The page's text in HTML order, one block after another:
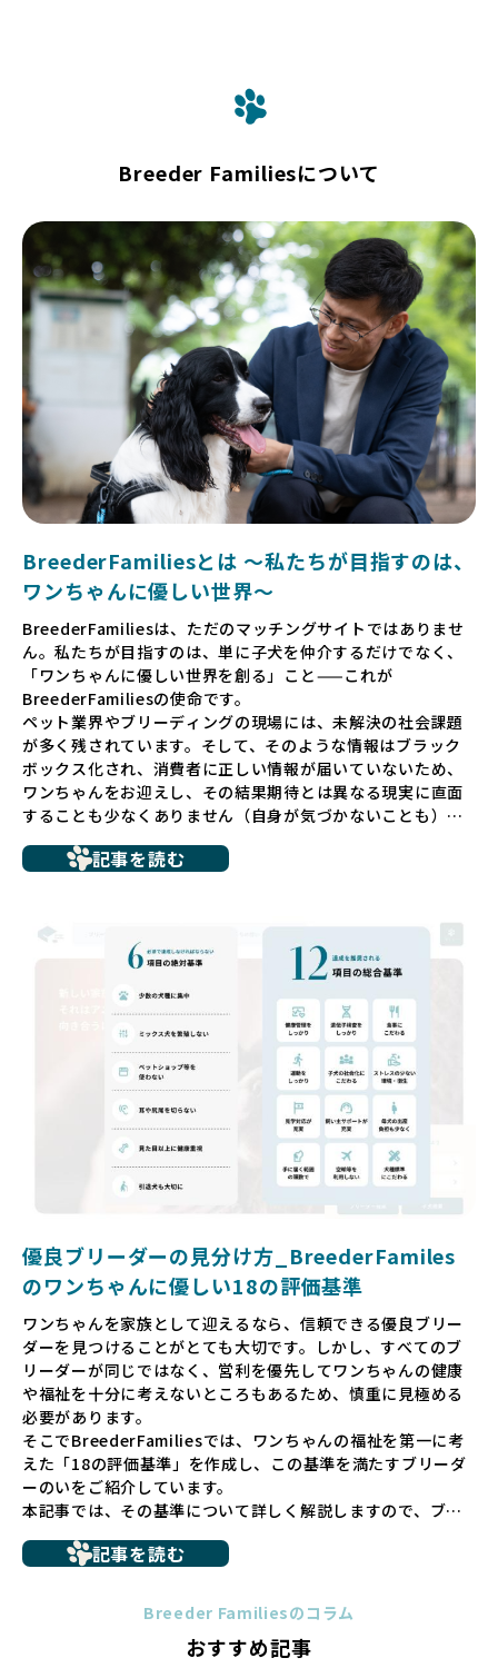
Breeder Familiesについて
BreederFamiliesとは 〜私たちが目指すのは、
ワンちゃんに優しい世界〜
BreederFamiliesは、ただのマッチングサイトではありませ
ん。私たちが目指すのは、単に子犬を仲介するだけでなく、
「ワンちゃんに優しい世界を創る」こと——これが
BreederFamiliesの使命です。
ペット業界やブリーディングの現場には、未解決の社会課題
が多く残されています。そして、そのような情報はブラック
ボックス化され、消費者に正しい情報が届いていないため、
ワンちゃんをお迎えし、その結果期待とは異なる現実に直面
することも少なくありません（自身が気づかないことも）。
ち、健康面や社会性に問題を抱えていたり、またブリーダー
いるというケースもあります。こうした問題は、消費者にと
っても大きな負担であり、ワンちゃん自身にとっても非常に
だからこそ、私たちは正しい情報と安心して選べる場所を提
供すべきだと考えています。BreederFamiliesでは、ワンち
ゃんを家族のように愛する「優良ブリーダー」のみを独自の
厳しい基準で厳選し、その評価基準や評価結果をオープンに
しています。これにより、消費者の皆様が安心して子犬やブ
リーダーを選べる環境を整えています。
そして、消費者の皆様が正しい情報をもとに優良ブリーダー
を求めることで、ワンちゃんを家族のように愛する優良ブリ
ーダーが増え、営利優先の「悪徳ブリーダー」が自然と淘汰
される社会を目指しています。目の前の子犬だけでなく、親
ゃんに優しい世界を築いていきたいと考えています。
長するための環境が十分に整っていない場合が多く、販売ま
での間に過密な環境や長距離移動のストレスを受けることが
少なくありません。このような環境は、健康リスクや社会性
の問題につながりやすく、ワンちゃんにとっても望ましいと
は言えません。
こうした背景から、BreederFamiliesはペットショップを介
さない直接販売を採用するとともに、ペットオークションや
ペットショップを利用するブリーダーの掲載も行ってしませ
ん。
ペットショップを避けた方がいい理由の詳細はこちら
法令レベルの最低基準にとどまっていることが問題です。こ
ものに過ぎず、ワンちゃんの心身の福祉やブリーダーの責任
記事を読む
優良ブリーダーの見分け方_BreederFamiles
のワンちゃんに優しい18の評価基準
ワンちゃんを家族として迎えるなら、信頼できる優良ブリー
ダーを見つけることがとても大切です。しかし、すべてのブ
リーダーが同じではなく、営利を優先してワンちゃんの健康
や福祉を十分に考えないところもあるため、慎重に見極める
必要があります。
そこでBreederFamiliesでは、ワンちゃんの福祉を第一に考
えた「18の評価基準」を作成し、この基準を満たすブリーダ
ーのいをご紹介しています。
本記事では、その基準について詳しく解説しますので、ブリ
に断尾（しっぽを切る）や断耳（耳を切る）が行われている
ことがあります。
これは痛みを伴う処置で、ワンちゃんの身体的な負担が大き
記事を読む
Breeder Familiesのコラム
おすすめ記事